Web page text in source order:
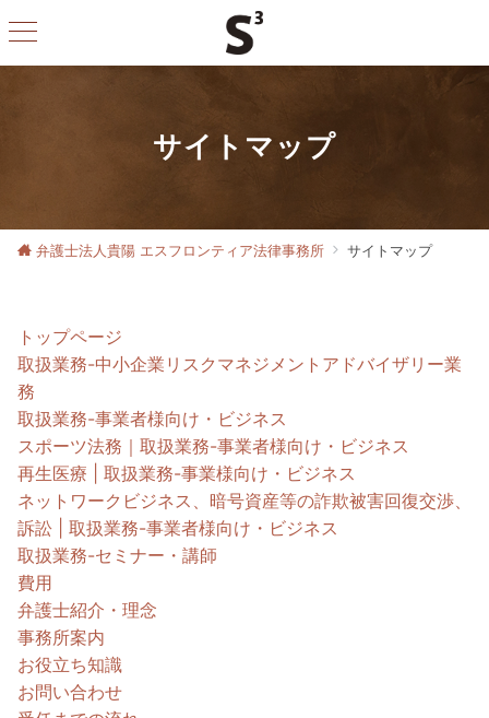
サイトマップ
弁護士法人貴陽 エスフロンティア法律事務所 サイトマップ
トップページ
取扱業務-中小企業リスクマネジメントアドバイザリー業
務
取扱業務-事業者様向け・ビジネス
スポーツ法務｜取扱業務-事業者様向け・ビジネス
再生医療 | 取扱業務-事業様向け・ビジネス
ネットワークビジネス、暗号資産等の詐欺被害回復交渉、
訴訟 | 取扱業務-事業者様向け・ビジネス
取扱業務-セミナー・講師
費用
弁護士紹介・理念
事務所案内
お役立ち知識
お問い合わせ